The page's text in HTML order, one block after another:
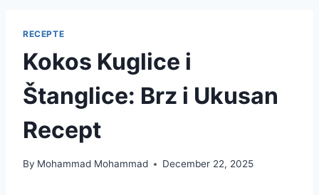
RECEPTE
Kokos Kuglice i
Štanglice: Brz i Ukusan
Recept
By Mohammad Mohammad December 22, 2025